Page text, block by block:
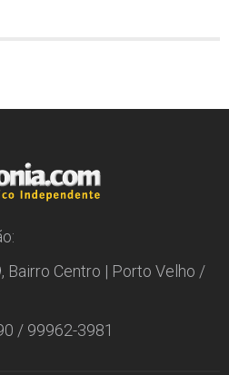
Bairro Centro | Porto Velho /
/ 99962-3981